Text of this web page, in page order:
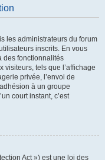
les administrateurs du forum
inscrits. En vous
des fonctionnalités
tels que l’affichage
privée, l’envoi de
à un groupe
court instant, c’est
Act ») est une loi des